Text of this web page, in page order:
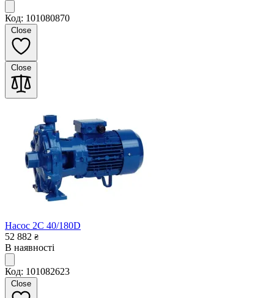
Код: 101080870
Close
Close
Насос 2C 40/180D
52 882 ₴
В наявності
Код: 101082623
Close